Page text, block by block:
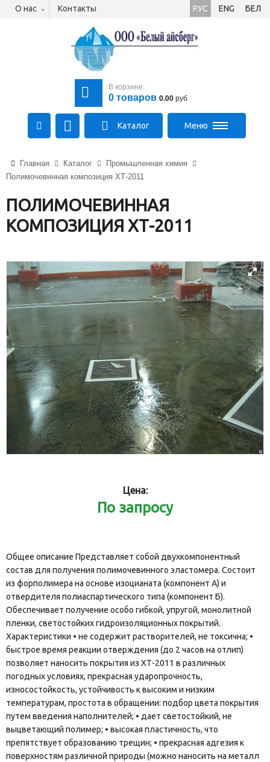
О нас Контакты РУС ENG БЕЛ
В корзине:
0 товаров 0.00 руб
+375 (29) 710-23-43
+375 (33) 315-03-03
aysberg-sales@yandex.by
Каталог Меню
Главная Каталог
Промышленная химия
Полимочевинная композиция ХТ-2011
ПОЛИМОЧЕВИННАЯ
КОМПОЗИЦИЯ ХТ-2011
Цена:
По запросу
Общее описание Представляет собой двухкомпонентный
состав для получения полимочевинного эластомера. Состоит
из форполимера на основе изоцианата (компонент А) и
отвердителя полиаспартического типа (компонент Б).
Обеспечивает получение особо гибкой, упругой, монолитной
пленки, светостойких гидроизоляционных покрытий.
Характеристики • не содержит растворителей, не токсична; •
быстрое время реакции отверждения (до 2 часов на отлип)
позволяет наносить покрытия из ХТ-2011 в различных
погодных условиях, прекрасная ударопрочность,
износостойкость, устойчивость к высоким и низким
температурам, простота в обращении: подбор цвета покрытия
путем введения наполнителей; • дает светостойкий, не
выцветающий полимер; • высокая пластичность, что
препятствует образованию трещин; • прекрасная адгезия к
поверхностям различной природы (можно наносить на металл